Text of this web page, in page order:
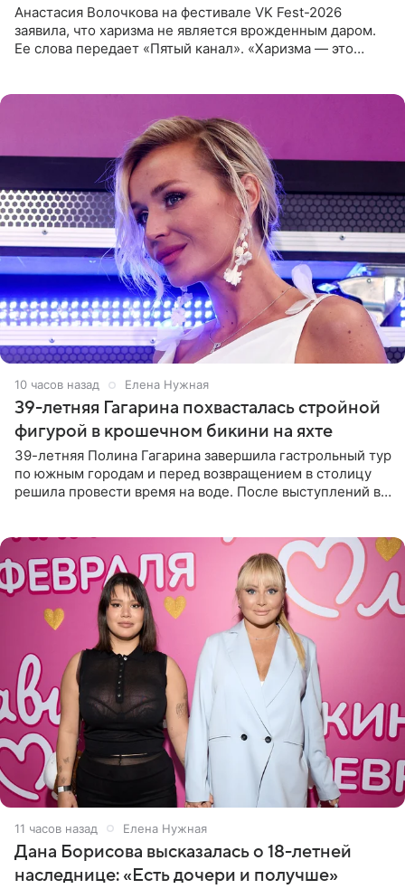
Анастасия Волочкова на фестивале VK Fest-2026
заявила, что харизма не является врожденным даром.
Ее слова передает «Пятый канал». «Харизма — это
10 часов назад Елена Нужная
39-летняя Гагарина похвасталась стройной
фигурой в крошечном бикини на яхте
39-летняя Полина Гагарина завершила гастрольный тур
по южным городам и перед возвращением в столицу
решила провести время на воде. После выступлений в
11 часов назад Елена Нужная
Дана Борисова высказалась о 18-летней
наследнице: «Есть дочери и получше»